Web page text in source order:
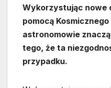
Wykorzystując nowe
pomocą
astronomowie
tego, że ta
przypadku.